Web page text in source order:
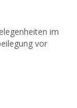
im
vor